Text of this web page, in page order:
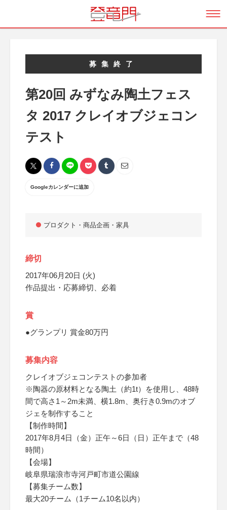
募集終了
第20回 みずなみ陶土フェス
タ 2017 クレイオブジェコン
テスト
Googleカレンダーに追加
プロダクト・商品企画・家具
締切
2017年06月20日 (火)
作品提出・応募締切、必着
賞
●グランプリ 賞金80万円
募集内容
クレイオブジェコンテストの参加者
※陶器の原材料となる陶土（約1t）を使用し、48時
間で高さ1～2m未満、横1.8m、奥行き0.9mのオブ
ジェを制作すること
【制作時間】
2017年8月4日（金）正午～6日（日）正午まで（48
時間）
【会場】
岐阜県瑞浪市寺河戸町市道公園線
【募集チーム数】
最大20チーム（1チーム10名以内）